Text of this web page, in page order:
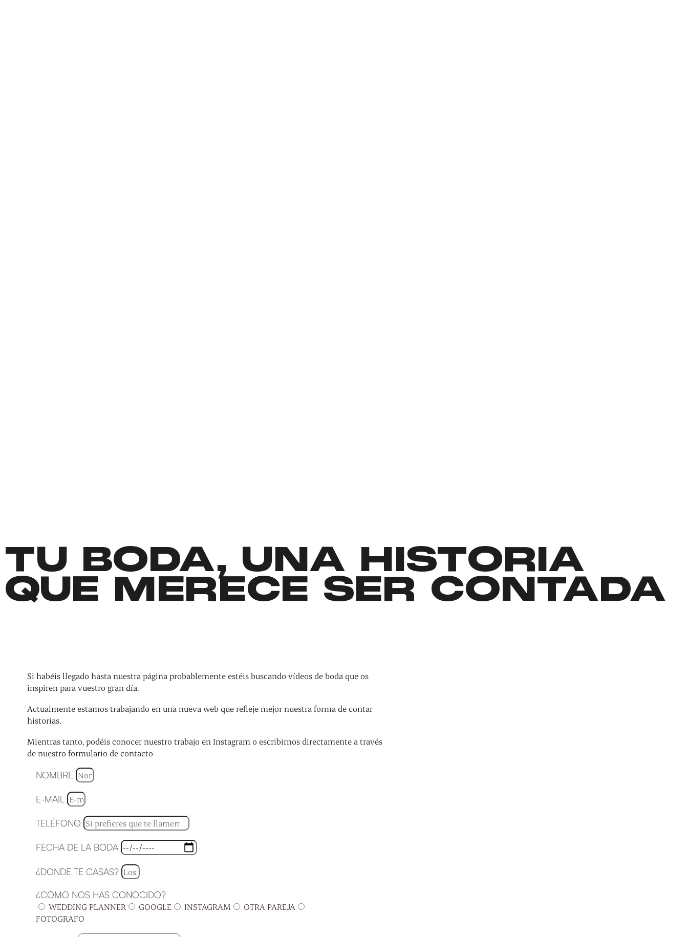
TU BODA, UNA HISTORIA
QUE MERECE SER CONTADA
Si habéis llegado hasta nuestra página probablemente estéis buscando vídeos de boda que os
inspiren para vuestro gran día.
Actualmente estamos trabajando en una nueva web que refleje mejor nuestra forma de contar
historias.
Mientras tanto, podéis conocer nuestro trabajo en Instagram o escribirnos directamente a través
de nuestro formulario de contacto
NOMBRE
E-MAIL
TELÉFONO
FECHA DE LA BODA
¿DONDE TE CASAS?
¿CÓMO NOS HAS CONOCIDO?
WEDDING PLANNER GOOGLE INSTAGRAM
OTRA PAREJA
FOTOGRAFO